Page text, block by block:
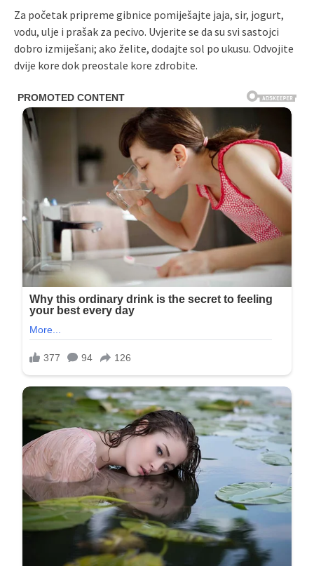
Za početak pripreme gibnice pomiješajte jaja, sir, jogurt,
vodu, ulje i prašak za pecivo. Uvjerite se da su svi sastojci
dobro izmiješani; ako želite, dodajte sol po ukusu. Odvojite
dvije kore dok preostale kore zdrobite.